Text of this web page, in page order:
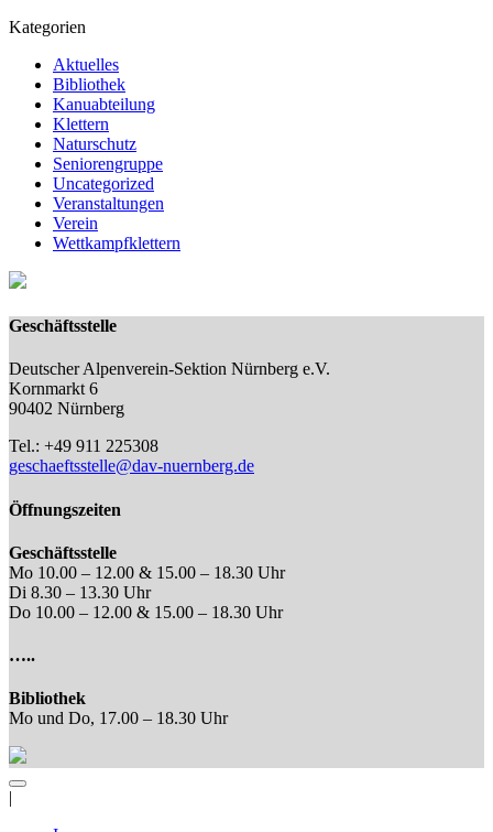
Kategorien
Aktuelles
Bibliothek
Kanuabteilung
Klettern
Naturschutz
Seniorengruppe
Uncategorized
Veranstaltungen
Verein
Wettkampfklettern
Geschäftsstelle
Deutscher Alpenverein-Sektion Nürnberg e.V.
Kornmarkt 6
90402 Nürnberg
Tel.: +49 911 225308
geschaeftsstelle@dav-nuernberg.de
Öffnungszeiten
Geschäftsstelle
Mo 10.00 – 12.00 & 15.00 – 18.30 Uhr
Di 8.30 – 13.30 Uhr
Do 10.00 – 12.00 & 15.00 – 18.30 Uhr
…..
Bibliothek
Mo und Do, 17.00 – 18.30 Uhr